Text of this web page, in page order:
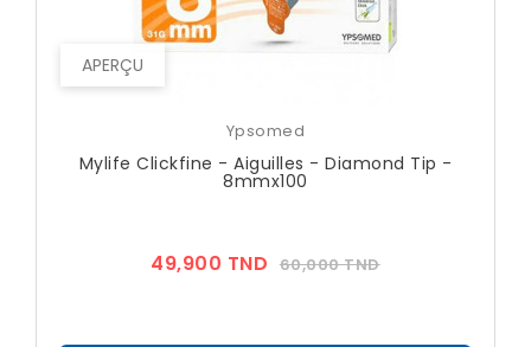
APERÇU
Ypsomed
Mylife Clickfine - Aiguilles - Diamond Tip -
8mmx100
49,900 TND Prix
60,000 TNDPrix